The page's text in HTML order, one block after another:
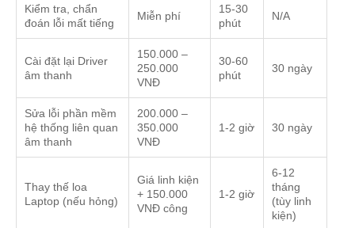
Kiểm tra, chẩn
đoán lỗi mất tiếng
Miễn phí
15-30
phút
N/A
Cài đặt lại Driver
âm thanh
150.000 –
250.000
VNĐ
30-60
phút
30 ngày
Sửa lỗi phần mềm
hệ thống liên quan
âm thanh
200.000 –
350.000
VNĐ
1-2 giờ 30 ngày
Thay thế loa
Laptop (nếu hỏng)
Giá linh kiện
+ 150.000
VNĐ công
1-2 giờ
6-12
tháng
(tùy linh
kiện)